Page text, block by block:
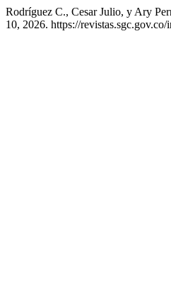
Rodríguez C., Cesar Julio, y Ary
10, 2026. https://